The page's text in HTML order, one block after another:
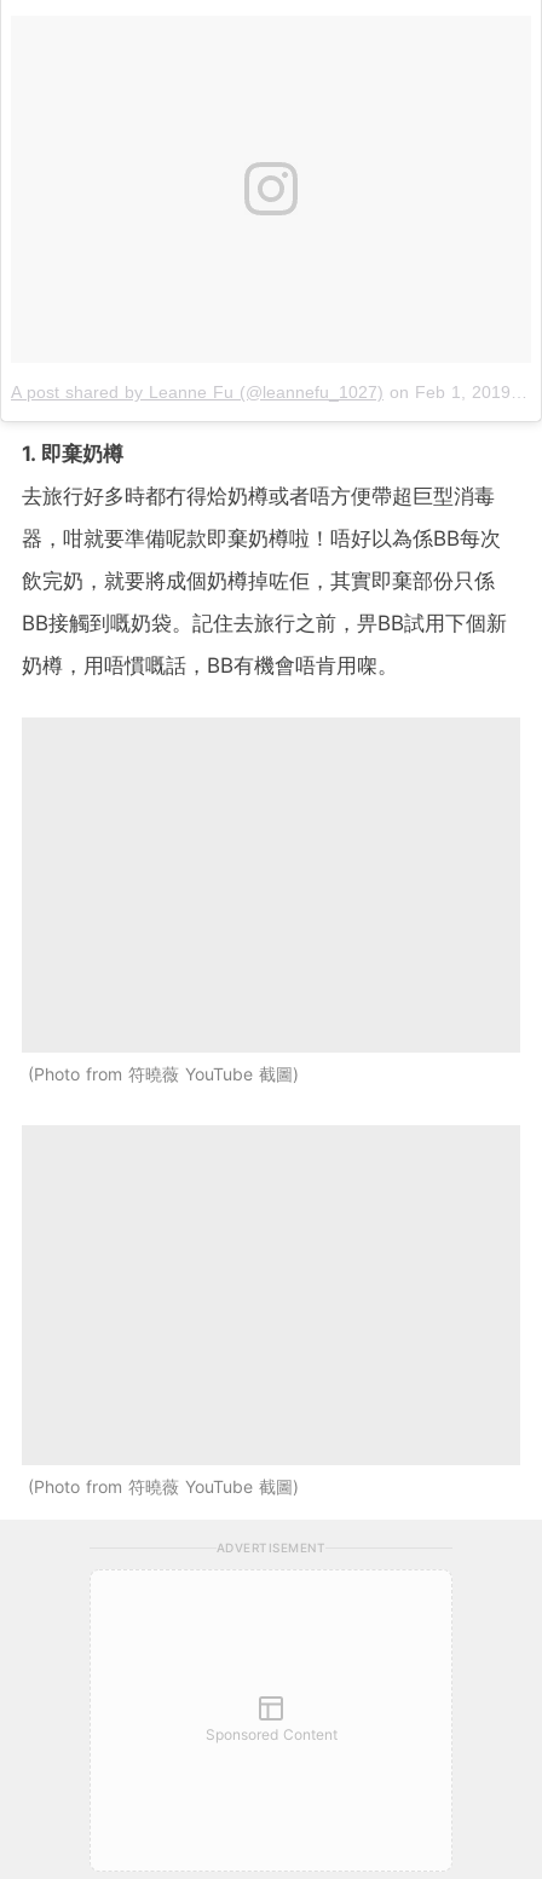
A post shared by Leanne Fu (@leannefu_1027) on Feb 1, 2019 at 11:37pm PST
1. 即棄奶樽
去旅行好多時都冇得烚奶樽或者唔方便帶超巨型消毒
器，咁就要準備呢款即棄奶樽啦！唔好以為係BB每次
飲完奶，就要將成個奶樽掉咗佢，其實即棄部份只係
BB接觸到嘅奶袋。記住去旅行之前，畀BB試用下個新
奶樽，用唔慣嘅話，BB有機會唔肯用㗎。
Photo from 符曉薇 YouTube 截圖
Photo from 符曉薇 YouTube 截圖
ADVERTISEMENT
Sponsored Content